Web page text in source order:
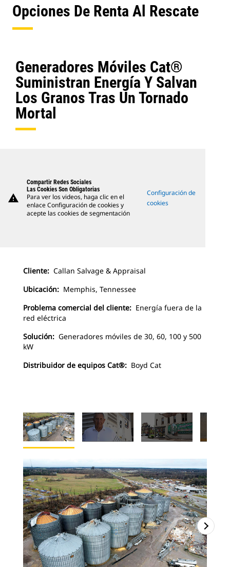
Opciones De Renta Al Rescate
Generadores Móviles Cat®
Suministran Energía Y Salvan
Los Granos Tras Un Tornado
Mortal
warning
Compartir Redes Sociales
Las Cookies Son Obligatorias
Para ver los videos, haga clic en el
enlace Configuración de cookies y
acepte las cookies de segmentación
Configuración de
cookies
Cliente: Callan Salvage & Appraisal
Ubicación: Memphis, Tennessee
Problema comercial del cliente: Energía fuera de la
red eléctrica
Solución: Generadores móviles de 30, 60, 100 y 500
kW
Distribuidor de equipos Cat®: Boyd Cat